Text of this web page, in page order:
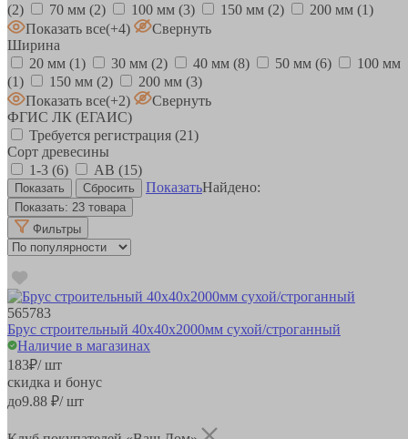
(2)
70 мм (2) 100 мм (3) 150 мм (2) 200 мм (1)
Показать все(+4)
Свернуть
Ширина
20 мм (1) 30 мм (2) 40 мм (8) 50 мм (6)
100 мм
(1)
150 мм (2) 200 мм (3)
Показать все(+2)
Свернуть
ФГИС ЛК (ЕГАИС)
Требуется регистрация (21)
Сорт древесины
1-3 (6) АВ (15)
ПоказатьНайдено:
Показать: 23 товара
Фильтры
565783
Брус строительный 40х40х2000мм сухой/строганный
Наличие в магазинах
183₽/ шт
скидка и бонус
до9.88 ₽/ шт